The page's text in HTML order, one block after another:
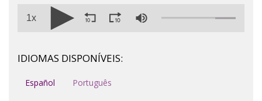
1x
IDIOMAS DISPONÍVEIS:
Español Português